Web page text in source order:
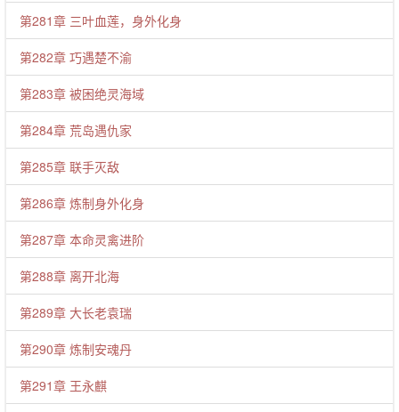
第281章 三叶血莲，身外化身
第282章 巧遇楚不渝
第283章 被困绝灵海域
第284章 荒岛遇仇家
第285章 联手灭敌
第286章 炼制身外化身
第287章 本命灵禽进阶
第288章 离开北海
第289章 大长老袁瑞
第290章 炼制安魂丹
第291章 王永麒